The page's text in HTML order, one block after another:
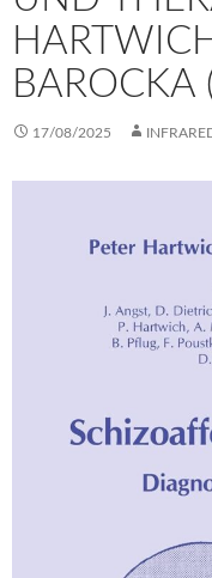
BAROCKA
17/08/2025